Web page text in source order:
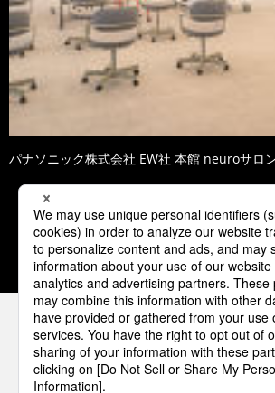
パナソニック株式会社 EW社 本館 neuroサロ
1 2 3 4
パナソニックの電気設備 SNS